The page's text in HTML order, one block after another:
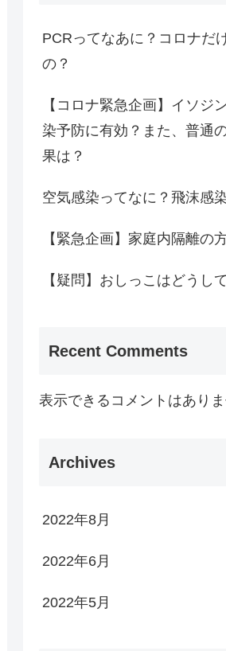
PCRってなあに？コロナだ
の？
【コロナ緊急企画】イソジ
染予防に有効？また、普通
果は？
空気感染ってなに？飛沫感
【緊急企画】家庭内隔離の
【疑問】おしっこはどうし
Recent Comments
表示できるコメントはありま
Archives
2022年8月
2022年6月
2022年5月